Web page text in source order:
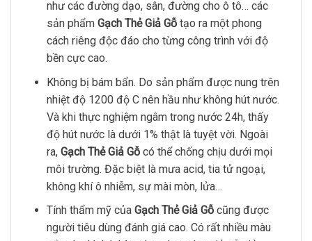
như các đường dạo, sân, đường cho ô tô… các
sản phẩm Gạch Thẻ Giả Gỗ tạo ra một phong
cách riêng độc đáo cho từng công trình với độ
bền cực cao.
Không bị bám bẩn. Do sản phẩm được nung trên
nhiệt độ 1200 độ C nên hầu như không hút nước.
Và khi thực nghiệm ngâm trong nước 24h, thấy
độ hút nước là dưới 1% thật là tuyệt vời. Ngoài
ra, Gạch Thẻ Giả Gỗcó thể chống chịu dưới mọi
môi trường. Đặc biệt là mưa acid, tia tử ngoại,
không khí ô nhiễm, sự mài mòn, lửa…
Tính thẩm mỹ của Gạch Thẻ Giả Gỗcũng được
người tiêu dùng đánh giá cao. Có rất nhiều màu